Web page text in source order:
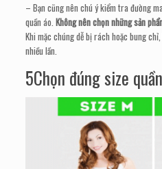
– Bạn cũng nên chú ý kiểm tra đường
quần áo.Không nên chọn những sản
Khi mặc chúng dễ bị rách hoặc bung
nhiều lần.
5Chọn đúng size